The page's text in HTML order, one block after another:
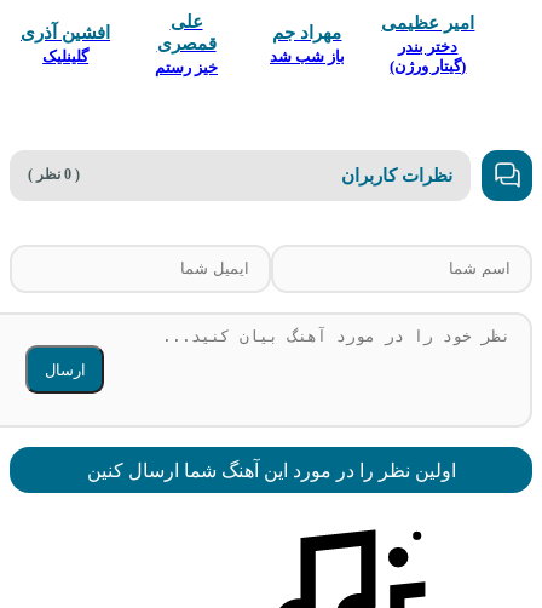
امیر عظیمی
دختر بندر
(گیتار ورژن)
مهراد جم
باز شب شد
قمصری
خیز رستم
افشین آذری
گلینلیک
نظرات کاربران
ارسال
اولین نظر را در مورد این آهنگ شما ارسال کنین